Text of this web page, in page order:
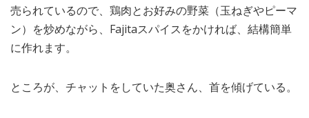
売られているので、鶏肉とお好みの野菜（玉ねぎやピーマ
ン）を炒めながら、Fajitaスパイスをかければ、結構簡単
に作れます。
ところが、チャットをしていた奥さん、首を傾げている。